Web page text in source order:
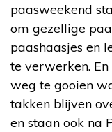
paasweekend
om gezellige
paashaasjes en
te verwerken.
weg te gooien
takken blijven
en staan ook na